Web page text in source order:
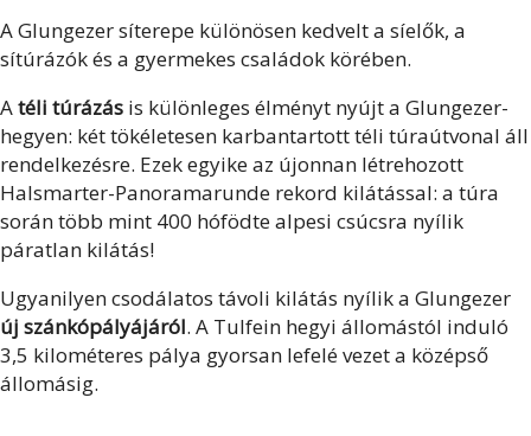
A Glungezer síterepe különösen kedvelt a síelők, a
sítúrázók és a gyermekes családok körében.
Atéli túrázás is különleges élményt nyújt a Glungezer-
hegyen: két tökéletesen karbantartott téli túraútvonal áll
rendelkezésre. Ezek egyike az újonnan létrehozott
Halsmarter-Panoramarunde rekord kilátással: a túra
során több mint 400 hófödte alpesi csúcsra nyílik
páratlan kilátás!
Ugyanilyen csodálatos távoli kilátás nyílik a Glungezer
új szánkópályájáról. A Tulfein hegyi állomástól induló
3,5 kilométeres pálya gyorsan lefelé vezet a középső
állomásig.